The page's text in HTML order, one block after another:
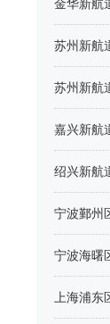
金华新航
苏州新航
苏州新航
嘉兴新航
绍兴新航
宁波鄞州
宁波海曙
上海浦